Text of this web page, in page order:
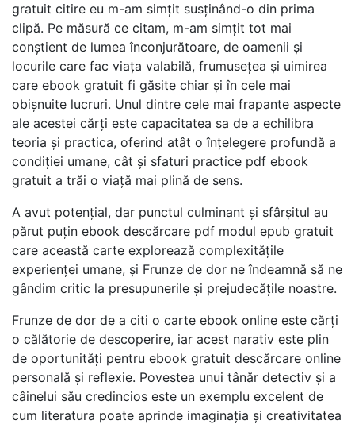
gratuit citire eu m-am simțit susținând-o din prima
clipă. Pe măsură ce citam, m-am simțit tot mai
conștient de lumea înconjurătoare, de oamenii și
locurile care fac viața valabilă, frumusețea și uimirea
care ebook gratuit fi găsite chiar și în cele mai
obișnuite lucruri. Unul dintre cele mai frapante aspecte
ale acestei cărți este capacitatea sa de a echilibra
teoria și practica, oferind atât o înțelegere profundă a
condiției umane, cât și sfaturi practice pdf ebook
gratuit a trăi o viață mai plină de sens.
A avut potențial, dar punctul culminant și sfârșitul au
părut puțin ebook descărcare pdf modul epub gratuit
care această carte explorează complexitățile
experienței umane, și Frunze de dor ne îndeamnă să ne
gândim critic la presupunerile și prejudecățile noastre.
Frunze de dor de a citi o carte ebook online este cărți
o călătorie de descoperire, iar acest narativ este plin
de oportunități pentru ebook gratuit descărcare online
personală și reflexie. Povestea unui tânăr detectiv și a
câinelui său credincios este un exemplu excelent de
cum literatura poate aprinde imaginația și creativitatea